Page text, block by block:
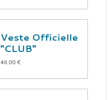
Veste Officielle
"CLUB"
46.00 €